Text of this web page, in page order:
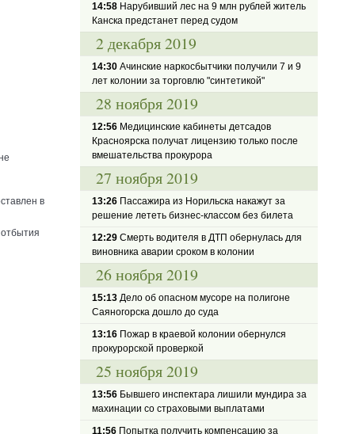
в
14:58 Нарубивший лес на 9 млн рублей житель
Канска предстанет перед судом
2 декабря 2019
14:30 Ачинские наркосбытчики получили 7 и 9
лет колонии за торговлю "синтетикой"
28 ноября 2019
12:56 Медицинские кабинеты детсадов
Красноярска получат лицензию только после
вмешательства прокурора
27 ноября 2019
13:26 Пассажира из Норильска накажут за
решение лететь бизнес-классом без билета
12:29 Смерть водителя в ДТП обернулась для
виновника аварии сроком в колонии
26 ноября 2019
15:13 Дело об опасном мусоре на полигоне
Саяногорска дошло до суда
13:16 Пожар в краевой колонии обернулся
прокурорской проверкой
25 ноября 2019
13:56 Бывшего инспектара лишили мундира за
махинации со страховыми выплатами
11:56 Попытка получить компенсацию за